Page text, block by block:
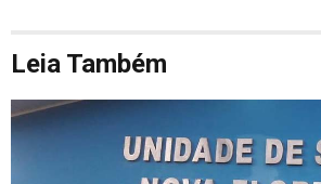
Leia Também